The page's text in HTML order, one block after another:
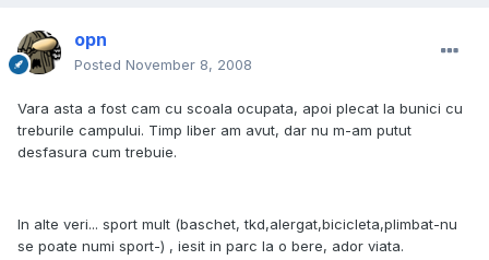
opn
Posted November 8, 2008
Vara asta a fost cam cu scoala ocupata, apoi plecat la bunici cu
treburile campului. Timp liber am avut, dar nu m-am putut
desfasura cum trebuie.
In alte veri... sport mult (baschet, tkd,alergat,bicicleta,plimbat-nu
se poate numi sport-) , iesit in parc la o bere, ador viata.